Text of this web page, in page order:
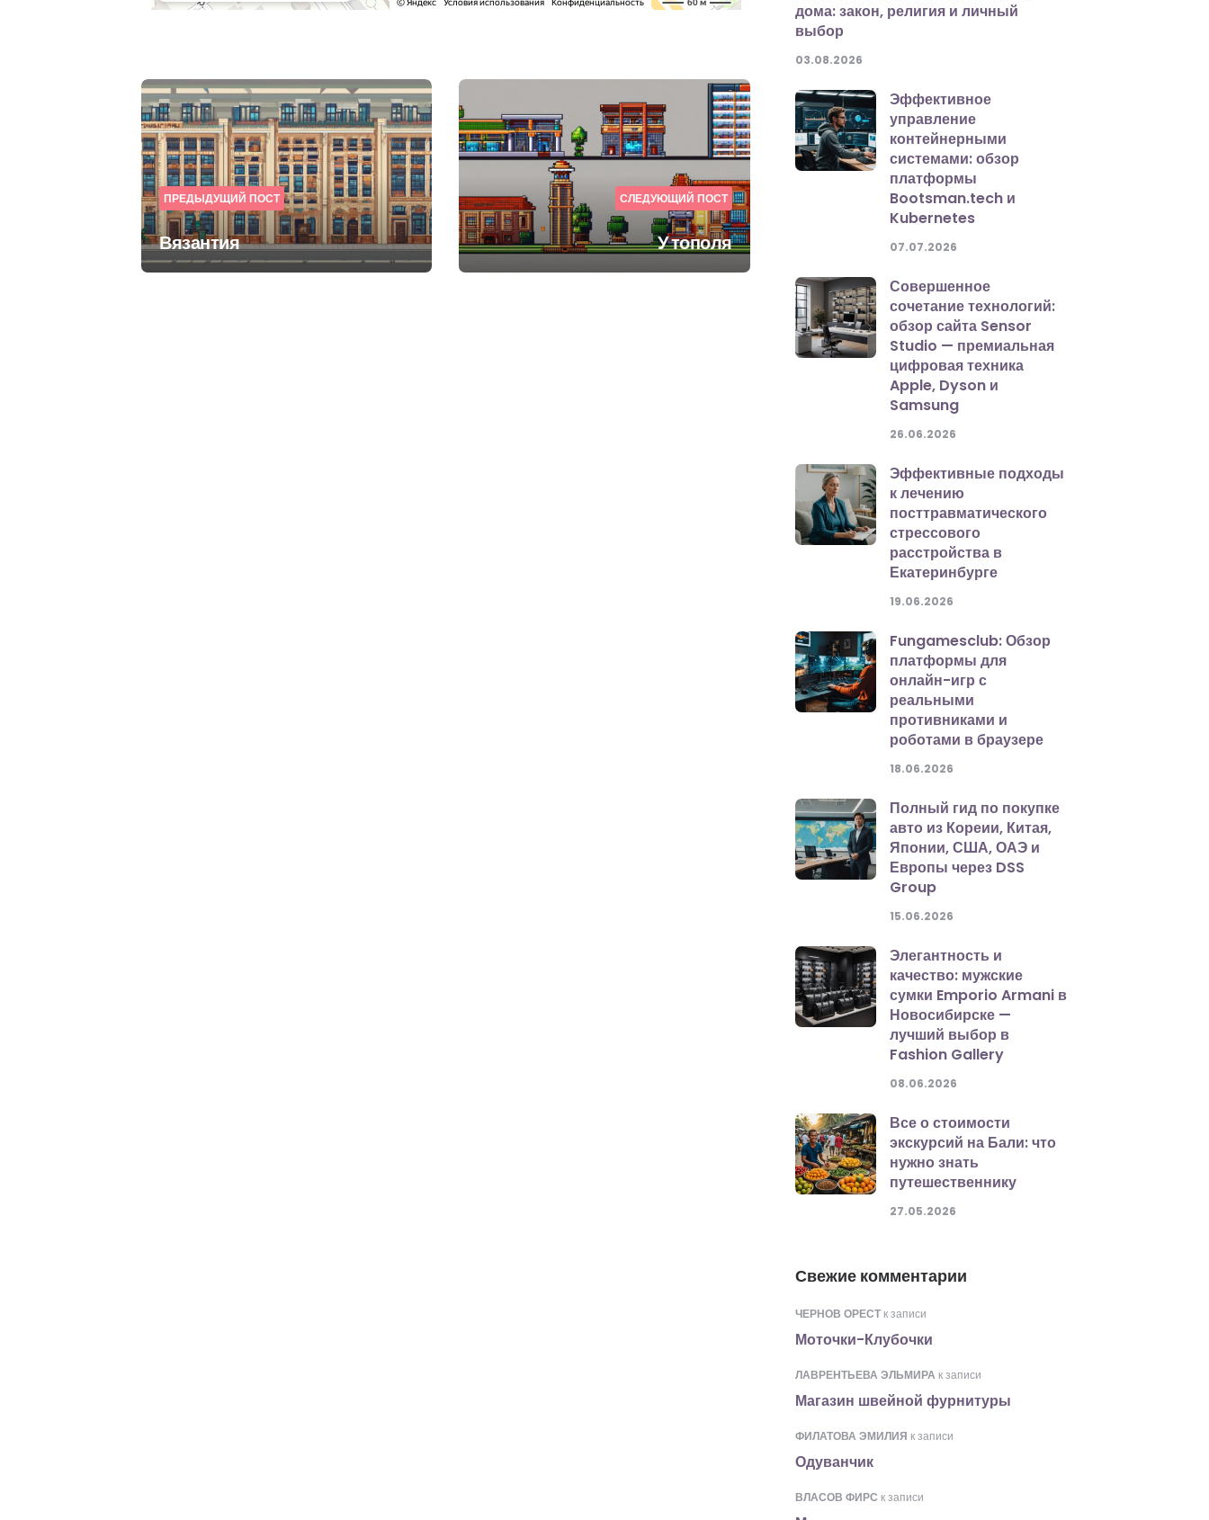
Post
navigation
ПРЕДЫДУЩИЙ ПОСТ
Вязантия
СЛЕДУЮЩИЙ ПОСТ
У тополя
дома: закон, религия и личный
выбор
03.08.2026
Эффективное
управление
контейнерными
системами: обзор
платформы
Bootsman.tech и
Kubernetes
07.07.2026
Совершенное
сочетание технологий:
обзор сайта Sensor
Studio — премиальная
цифровая техника
Apple, Dyson и
Samsung
26.06.2026
Эффективные подходы
к лечению
посттравматического
стрессового
расстройства в
Екатеринбурге
19.06.2026
Fungamesclub: Обзор
платформы для
онлайн-игр с
реальными
противниками и
роботами в браузере
18.06.2026
Полный гид по покупке
авто из Кореии, Китая,
Японии, США, ОАЭ и
Европы через DSS
Group
15.06.2026
Элегантность и
качество: мужские
сумки Emporio Armani в
Новосибирске —
лучший выбор в
Fashion Gallery
08.06.2026
Все о стоимости
экскурсий на Бали: что
нужно знать
путешественнику
27.05.2026
Свежие комментарии
ЧЕРНОВ ОРЕСТк записи
Моточки-Клубочки
ЛАВРЕНТЬЕВА ЭЛЬМИРА к записи
Магазин швейной фурнитуры
ФИЛАТОВА ЭМИЛИЯ к записи
Одуванчик
ВЛАСОВ ФИРС к записи